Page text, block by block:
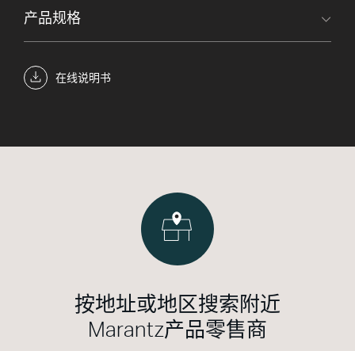
在线说明书
产品规格
按地址或地区搜索附近
Marantz产品零售商